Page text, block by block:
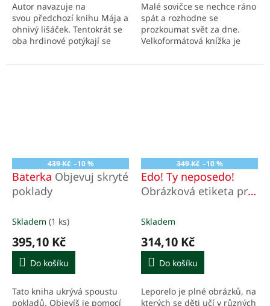
Autor navazuje na
svou předchozí knihu Mája a
ohnivý lišáček. Tentokrát se
oba hrdinové potýkají se
Malé sovičce se nechce ráno
spát a rozhodne se
prozkoumat svět za dne.
Velkoformátová knížka je
439 Kč –10 %
Baterka Objevuj skryté
poklady
Skladem (1 ks)
395,10 Kč
Do košíku
Tato kniha ukrývá spoustu
pokladů. Objevíš je pomocí
349 Kč –10 %
Edo! Ty neposedo!
Obrázková etiketa pro
Skladem
314,10 Kč
Do košíku
Leporelo je plné obrázků, na
kterých se děti učí v různých